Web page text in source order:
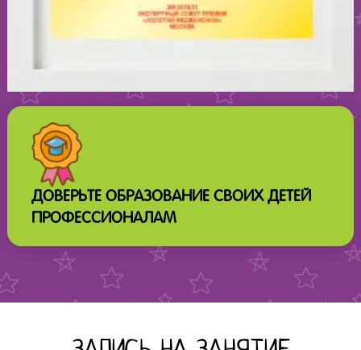
ДОВЕРЬТЕ ОБРАЗОВАНИЕ СВОИХ ДЕТЕЙ
ПРОФЕССИОНАЛАМ